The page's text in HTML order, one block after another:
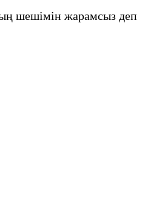
шешімін жарамсыз деп